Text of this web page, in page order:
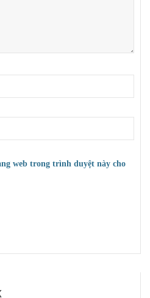
web trong trình duyệt này cho